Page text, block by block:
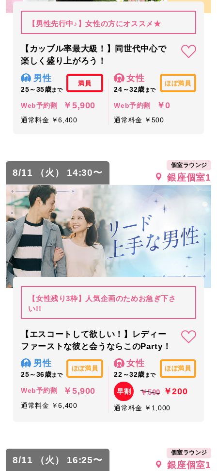
【男性先行中♪】女性の方にオススメ★
【カップル率最大級！】同世代中心で
楽しく盛り上がろう！
男性
25～35歳まで
満員
Web予約割 ￥5,900
通常料金 ￥6,400
女性
24～32歳 まで
ほぼ満員
Web予約割 ￥0
通常料金 ￥500
8/11 （火） 14:30〜
個室ラウンジ
銀座個室1
【女性残り3枠】人気企画のためお急ぎ下さ
い!!
【エスコートして欲しい！】レディー
ファーストな彼と会うならこのParty！
男性
25～36歳まで
ほぼ満員
Web予約割 ￥5,900
通常料金 ￥6,400
女性
22～32歳 まで
ほぼ満員
早割 ￥500 ￥200
通常料金 ￥1,000
8/11 （火） 16:25〜
個室ラウンジ
銀座個室1